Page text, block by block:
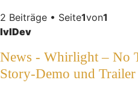
2 Beiträge • Seite1von1
lvlDev
News - Whirlight – No
Story-Demo und Trailer